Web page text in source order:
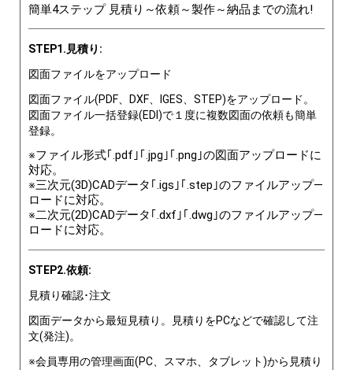
簡単4ステップ 見積り～依頼～製作～納品までの流れ!
STEP1.見積り:
図面ファイルをアップロード
図面ファイル(PDF、DXF、IGES、STEP)をアップロード。
図面ファイル一括登録(EDI)で１度に複数図面の依頼も簡単
登録。
※ファイル形式｢.pdf｣｢.jpg｣｢.png｣の図面アップロードに
対応。
※三次元(3D)CADデータ｢.igs｣｢.step｣のファイルアップ―
ロードに対応。
※二次元(2D)CADデータ｢.dxf｣｢.dwg｣のファイルアップ―
ロードに対応。
STEP2.依頼:
見積り確認･注文
図面データから最短見積り。見積りをPCなどで確認して注
文(発注)。
※会員専用の管理画面(PC、スマホ、タブレット)から見積り